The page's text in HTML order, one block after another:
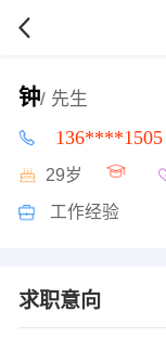
钟/ 先生
136****1505
29岁
工作经验
求职意向